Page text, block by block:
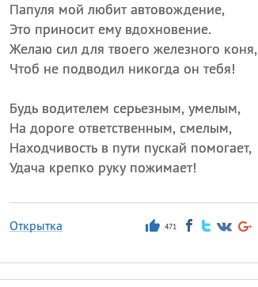
Папуля мой любит автовождение,
Это приносит ему вдохновение.
Желаю сил для твоего железного коня,
Чтоб не подводил никогда он тебя!
Будь водителем серьезным, умелым,
На дороге ответственным, смелым,
Находчивость в пути пускай помогает,
Удача крепко руку пожимает!
Открытка 471